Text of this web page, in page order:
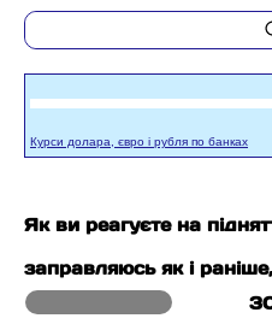
Курси долара, євро і рубля по банках
Як ви реагуєте на
заправляюсь як і